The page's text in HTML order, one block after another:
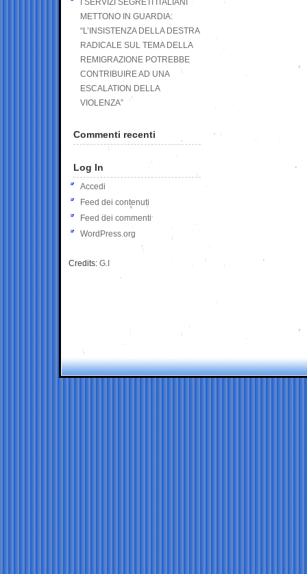
I SERVIZI SEGRETI ITALIANI
METTONO IN GUARDIA:
“L’INSISTENZA DELLA DESTRA
RADICALE SUL TEMA DELLA
REMIGRAZIONE POTREBBE
CONTRIBUIRE AD UNA
ESCALATION DELLA
VIOLENZA”
Commenti recenti
Log In
Accedi
Feed dei contenuti
Feed dei commenti
WordPress.org
Credits: G.I